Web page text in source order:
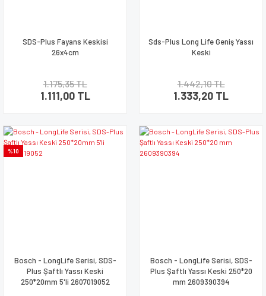
SDS-Plus Fayans Keskisi
26x4cm
1.175,35 TL
1.111,00 TL
Sds-Plus Long Life Geniş Yassı
Keski
1.442,10 TL
1.333,20 TL
%10
Bosch - LongLife Serisi, SDS-
Plus Şaftlı Yassı Keski
250*20mm 5'li 2607019052
Bosch - LongLife Serisi, SDS-
Plus Şaftlı Yassı Keski 250*20
mm 2609390394